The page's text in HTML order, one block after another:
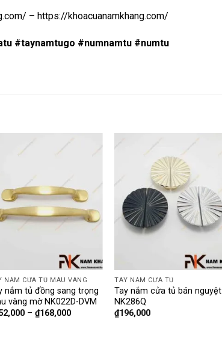
– https://khoacuanamkhang.com/
#taynamtugo #numnamtu #numtu
NẮM CỬA TỦ MÀU VÀNG
nắm tủ đồng sang trọng
vàng mờ NK022D-DVM
– ₫168,000
TAY NẮM CỬA TỦ
Tay nắm cửa tủ bán nguyệt
NK286Q
₫196,000